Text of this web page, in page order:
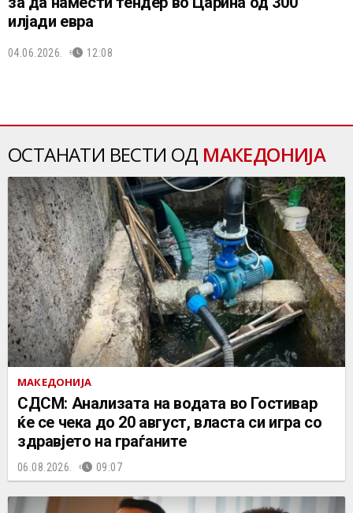
илјади евра
04.06.2026. 12:08
ОСТАНАТИ ВЕСТИ ОД МАКЕДОНИЈА
МАКЕДОНИЈА
СДСМ: Анализата на водата во Гостивар
ќе се чека до 20 август, власта си игра со
здравјето на граѓаните
06.08.2026. 09:07